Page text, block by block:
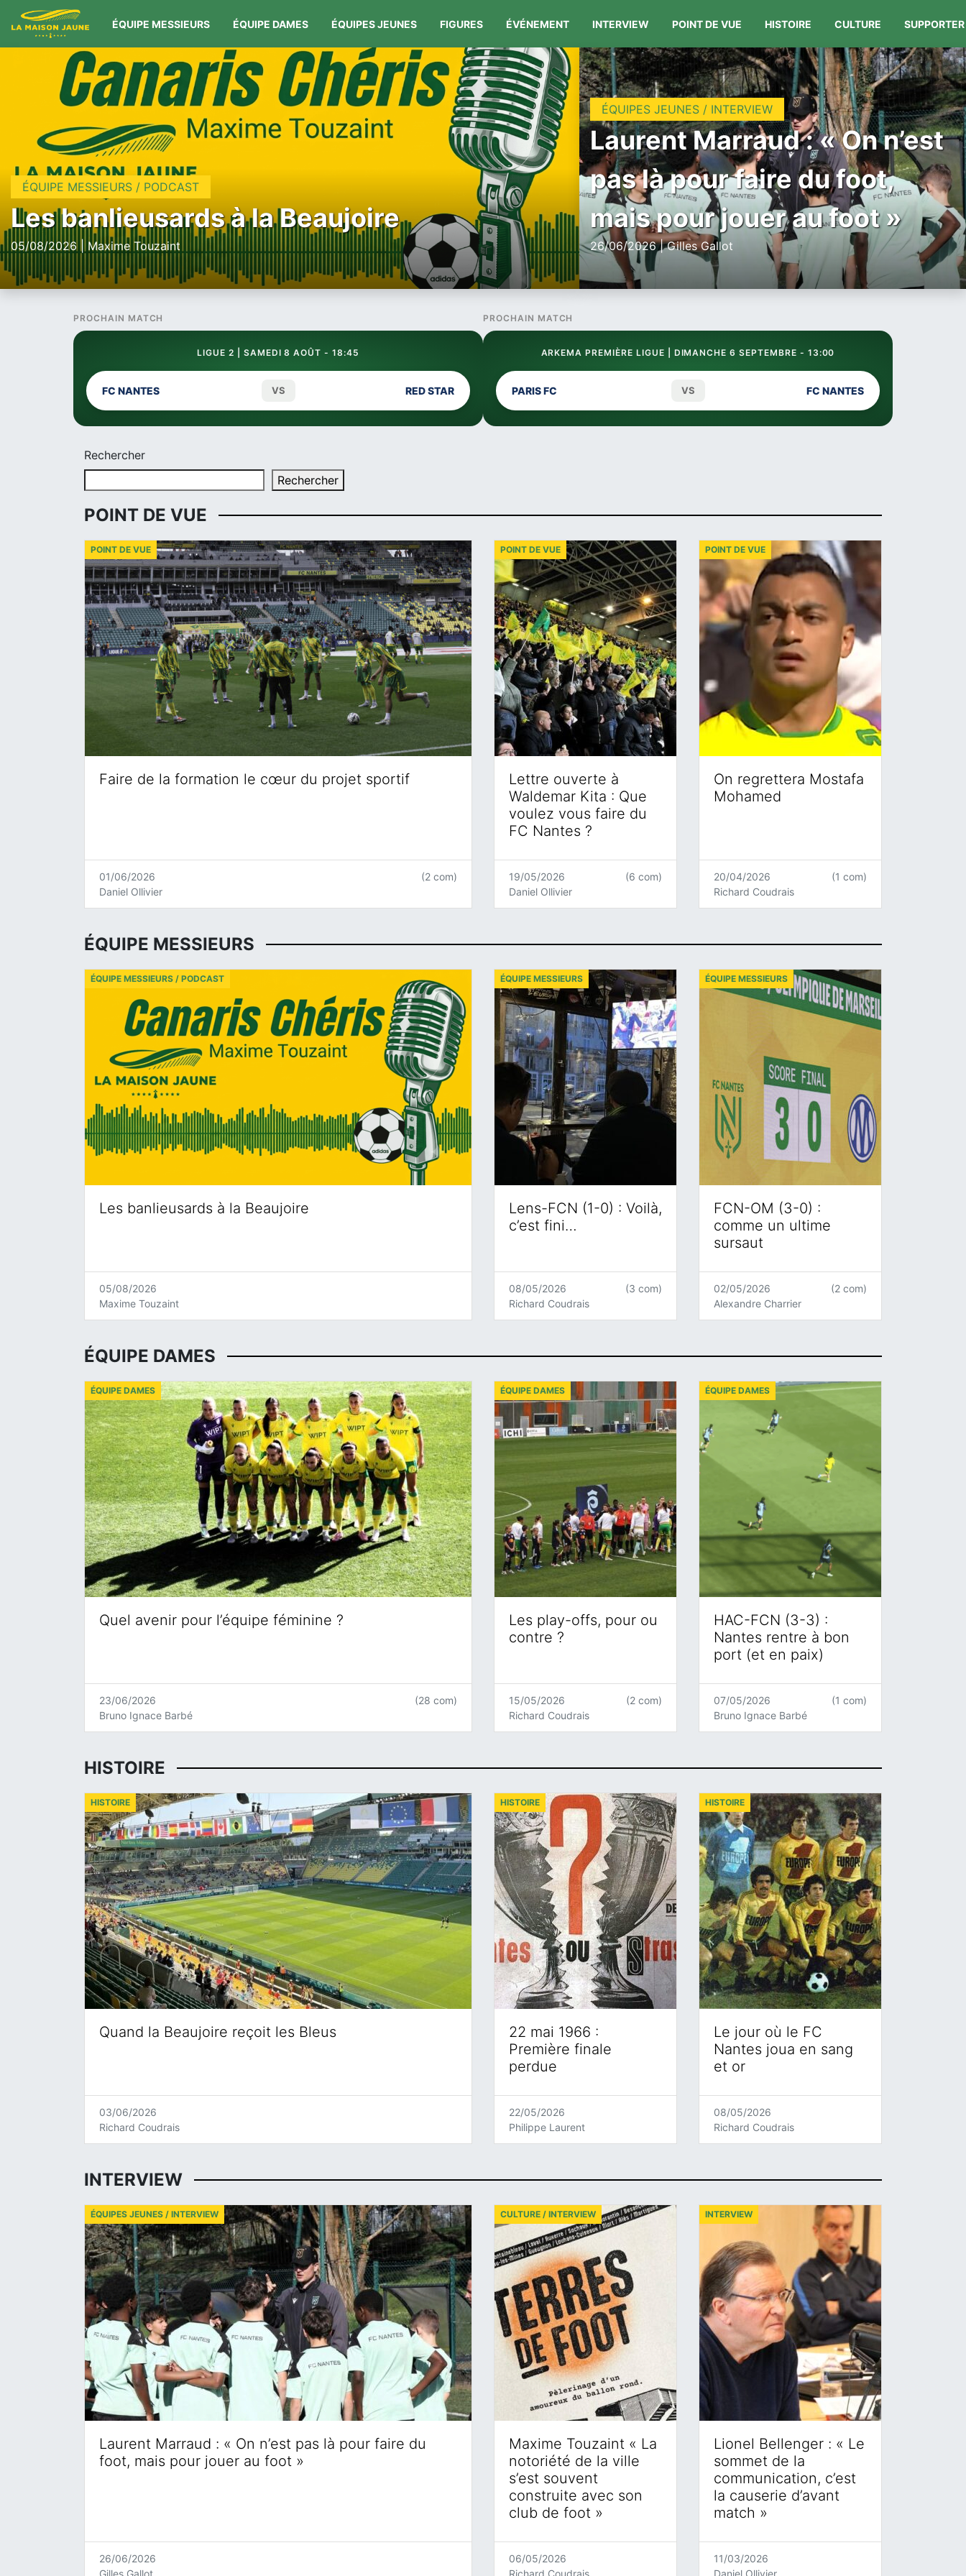
ÉQUIPE MESSIEURS ÉQUIPE DAMES ÉQUIPES JEUNES FIGURES ÉVÉNEMENT INTERVIEW POINT DE VUE HISTOIRE CULTURE SUPPORTER
ÉQUIPE MESSIEURS / PODCAST
Les banlieusards à la Beaujoire
05/08/2026 | Maxime Touzaint
ÉQUIPES JEUNES / INTERVIEW
Laurent Marraud : « On n’est
pas là pour faire du foot,
mais pour jouer au foot »
26/06/2026 | Gilles Gallot
PROCHAIN MATCH
LIGUE 2 | SAMEDI 8 AOÛT - 18:45
FC NANTES VS RED STAR
PROCHAIN MATCH
ARKEMA PREMIÈRE LIGUE | DIMANCHE 6 SEPTEMBRE - 13:00
PARIS FC VS FC NANTES
Rechercher
Rechercher
POINT DE VUE
Faire de la formation le cœur du projet sportif
POINT DE VUE
01/06/2026
Daniel Ollivier
(2 com)
Lettre ouverte à
Waldemar Kita : Que
voulez vous faire du
FC Nantes ?
POINT DE VUE
19/05/2026
Daniel Ollivier
(6 com)
On regrettera Mostafa
Mohamed
POINT DE VUE
20/04/2026
Richard Coudrais
(1 com)
ÉQUIPE MESSIEURS
Les banlieusards à la Beaujoire
ÉQUIPE MESSIEURS / PODCAST
05/08/2026
Maxime Touzaint
Lens-FCN (1-0) : Voilà,
c’est fini…
ÉQUIPE MESSIEURS
08/05/2026
Richard Coudrais
(3 com)
FCN-OM (3-0) :
comme un ultime
sursaut
ÉQUIPE MESSIEURS
02/05/2026
Alexandre Charrier
(2 com)
ÉQUIPE DAMES
Quel avenir pour l’équipe féminine ?
ÉQUIPE DAMES
23/06/2026
Bruno Ignace Barbé
(28 com)
Les play-offs, pour ou
contre ?
ÉQUIPE DAMES
15/05/2026
Richard Coudrais
(2 com)
HAC-FCN (3-3) :
Nantes rentre à bon
port (et en paix)
ÉQUIPE DAMES
07/05/2026
Bruno Ignace Barbé
(1 com)
HISTOIRE
Quand la Beaujoire reçoit les Bleus
HISTOIRE
03/06/2026
Richard Coudrais
22 mai 1966 :
Première finale
perdue
HISTOIRE
22/05/2026
Philippe Laurent
Le jour où le FC
Nantes joua en sang
et or
HISTOIRE
08/05/2026
Richard Coudrais
INTERVIEW
Laurent Marraud : « On n’est pas là pour faire du
foot, mais pour jouer au foot »
ÉQUIPES JEUNES / INTERVIEW
26/06/2026
Gilles Gallot
Maxime Touzaint « La
notoriété de la ville
s’est souvent
construite avec son
club de foot »
CULTURE / INTERVIEW
06/05/2026
Richard Coudrais
Lionel Bellenger : « Le
sommet de la
communication, c’est
la causerie d’avant
match »
INTERVIEW
11/03/2026
Daniel Ollivier